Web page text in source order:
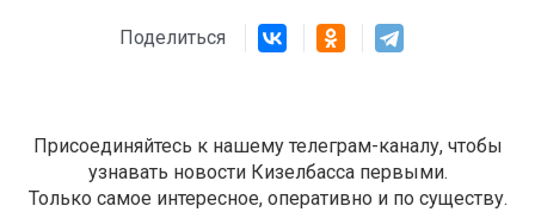
Поделиться
Присоединяйтесь к нашему телеграм-каналу, чтобы
узнавать новости Кизелбасса первыми.
Только самое интересное, оперативно и по существу.